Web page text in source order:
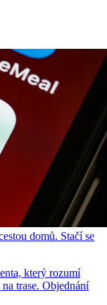
domů. Stačí se
který rozumí
trase. Objednání